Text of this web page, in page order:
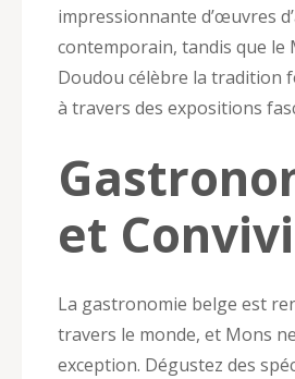
impressionnante d’œuvres
contemporain, tandis que le
Doudou célèbre la tradition
à travers des expositions
et
La gastronomie belge est
travers le monde, et Mons
exception. Dégustez des